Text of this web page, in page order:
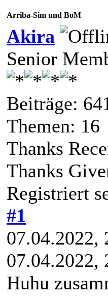
Arriba-Sim und BoM
Akira
Senior
Beiträge:
Themen: 16
Thanks
Thanks
Registriert
#1
07.04.2022,
07.04.2022,
Huhu